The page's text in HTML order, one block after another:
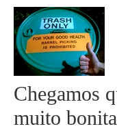
Chegamos
muito